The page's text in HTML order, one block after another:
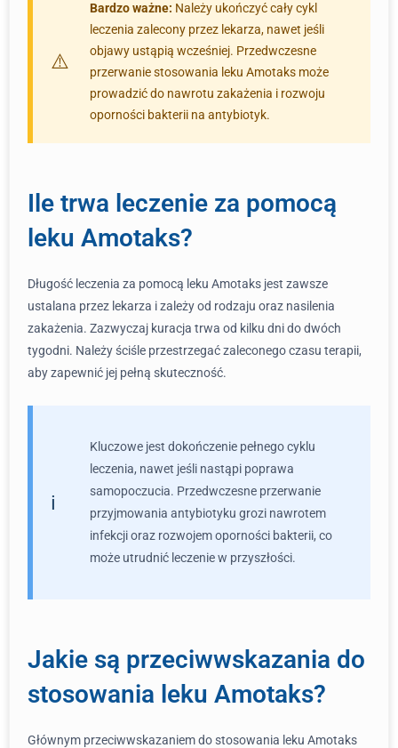
Bardzo ważne: Należy ukończyć cały cykl
leczenia zalecony przez lekarza, nawet jeśli
objawy ustąpią wcześniej. Przedwczesne
przerwanie stosowania leku Amotaks może
prowadzić do nawrotu zakażenia i rozwoju
oporności bakterii na antybiotyk.
Ile trwa leczenie za pomocą
leku Amotaks?
Długość leczenia za pomocą leku Amotaks jest zawsze
ustalana przez lekarza i zależy od rodzaju oraz nasilenia
zakażenia. Zazwyczaj kuracja trwa od kilku dni do dwóch
tygodni. Należy ściśle przestrzegać zaleconego czasu terapii,
aby zapewnić jej pełną skuteczność.
Kluczowe jest dokończenie pełnego cyklu
leczenia, nawet jeśli nastąpi poprawa
samopoczucia. Przedwczesne przerwanie
przyjmowania antybiotyku grozi nawrotem
infekcji oraz rozwojem oporności bakterii, co
może utrudnić leczenie w przyszłości.
Jakie są przeciwwskazania do
stosowania leku Amotaks?
Głównym przeciwwskazaniem do stosowania leku Amotaks